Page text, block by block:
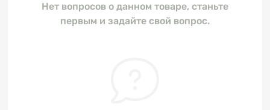
Нет вопросов о данном товаре, станьте
первым и задайте свой вопрос.